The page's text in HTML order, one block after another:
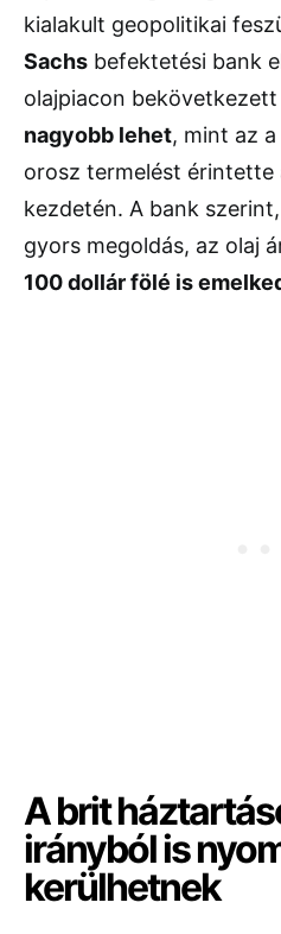
kialakult geopolitikai
Sachs befektetési bank
olajpiacon
nagyobb lehet, mint az
orosz termelést érintette
kezdetén. A bank
gyors megoldás, az olaj
100 dollár fölé is
A brit
irányból is
kerülhetnek